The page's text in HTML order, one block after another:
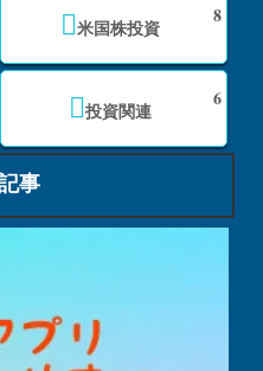
米国株投資
8
投資関連
6
事